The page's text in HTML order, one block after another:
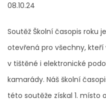
08.10.24
Soutěž Školní časopis roku
otevřená pro všechny,
v tištěné i elektronické
kamarády. Náš školní
této soutěže získal 1. místo